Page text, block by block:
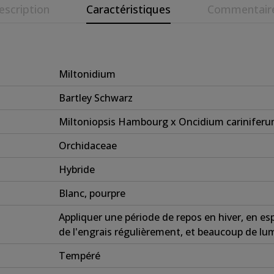
Caractéristiques
Miltonidium
Bartley Schwarz
Miltoniopsis Hambourg x Oncidium
Orchidaceae
Hybride
Blanc, pourpre
Appliquer une période de repos en hiver, en
de l'engrais régulièrement, et beaucoup de
Tempéré